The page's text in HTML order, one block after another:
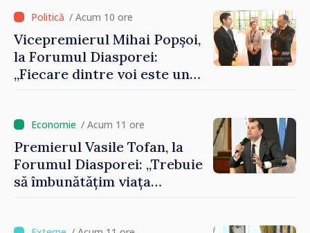
/ Acum 10 ore
Vicepremierul Mihai Popșoi,
la Forumul Diasporei:
„Fiecare dintre voi este un
imaginii Republicii Moldova”
/ Acum 11 ore
Premierul Vasile Tofan, la
Forumul Diasporei: „Trebuie
să îmbunătățim viața